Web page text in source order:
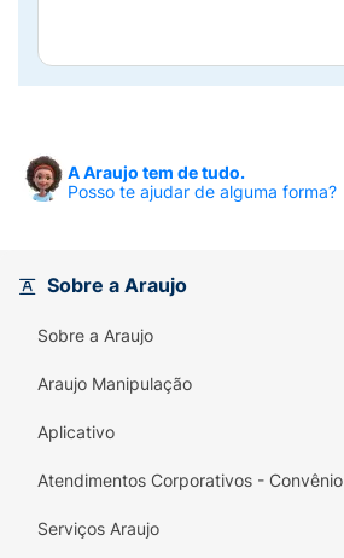
A Araujo tem de tudo.
Posso te ajudar de alguma forma?
Sobre a Araujo
Sobre a Araujo
Araujo Manipulação
Aplicativo
Atendimentos Corporativos - Convênio
Serviços Araujo